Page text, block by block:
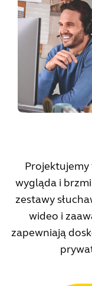
wygląda i
zestawy
wideo i
zapewniają